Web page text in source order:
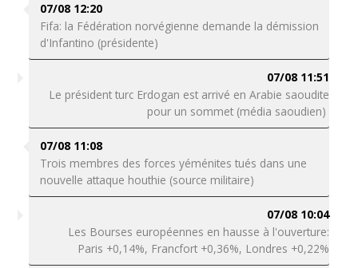
07/08 12:20
Fifa: la Fédération norvégienne demande la démission
d'Infantino (présidente)
07/08 11:51
Le président turc Erdogan est arrivé en Arabie saoudite
pour un sommet (média saoudien)
07/08 11:08
Trois membres des forces yéménites tués dans une
nouvelle attaque houthie (source militaire)
07/08 10:04
Les Bourses européennes en hausse à l'ouverture:
Paris +0,14%, Francfort +0,36%, Londres +0,22%